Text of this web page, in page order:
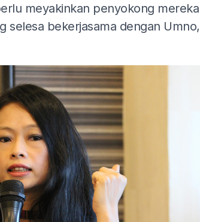
meyakinkan penyokong
selesa bekerjasama dengan